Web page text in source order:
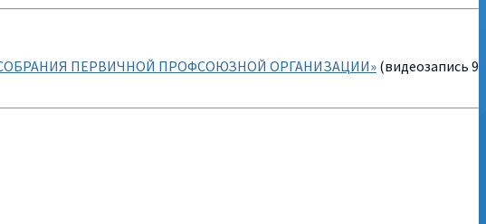
ПЕРВИЧНОЙ ПРОФСОЮЗНОЙ ОРГАНИЗАЦИИ» (видеозапись 9